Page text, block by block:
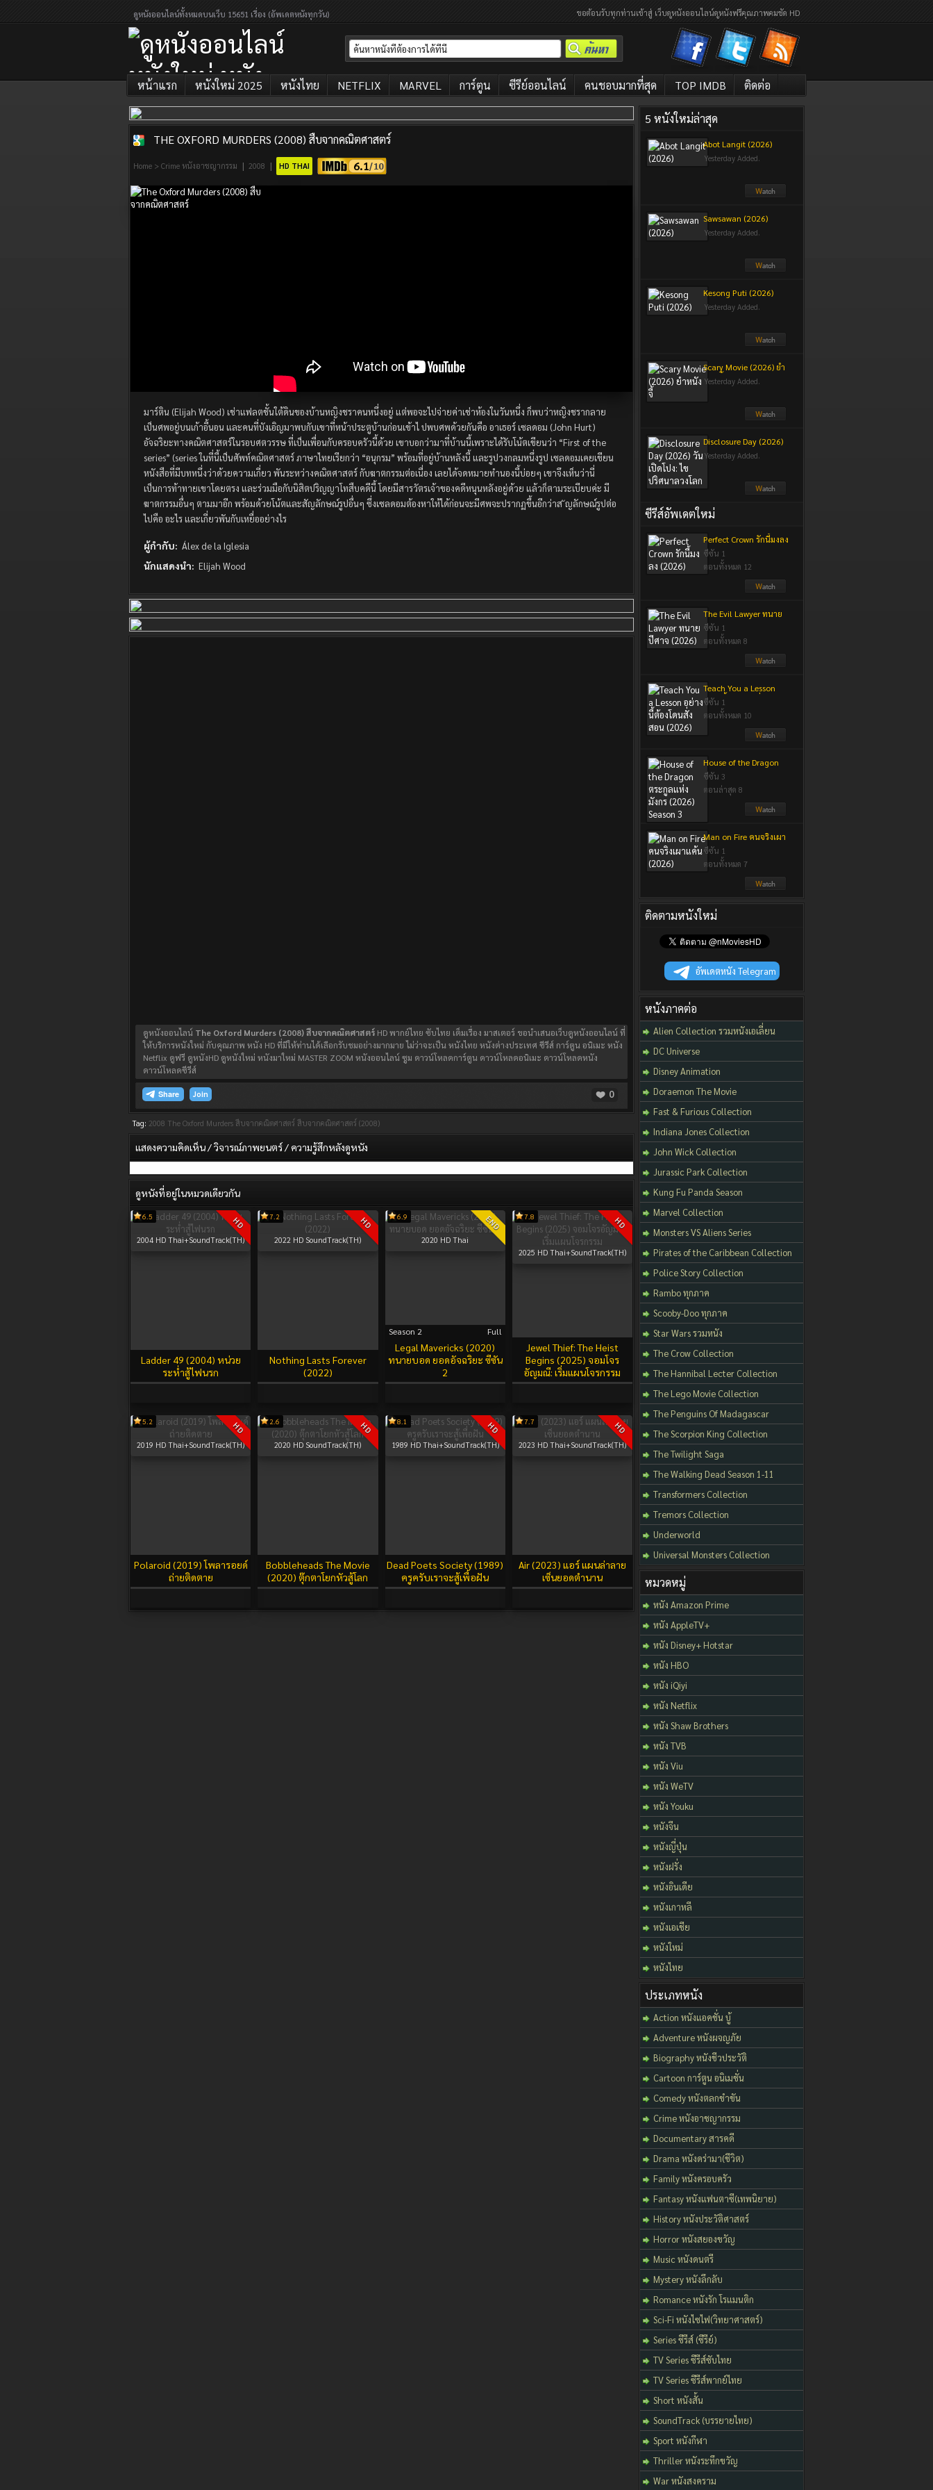
ดูหนังออนไลน์ทั้งหมดบนเว็บ 15651 เรื่อง (อัพเดตหนังทุกวัน) ขอต้อนรับทุกท่านเข้าสู่ เว็บดูหนังออนไลน์ดูหนังฟรีคุณภาพคมชัด HD
ดูหนังออนไลน์
หนังใหม่ หนัง
หน้าแรก หนังใหม่ 2025 หนังไทย NETFLIX MARVEL การ์ตูน ซีรีย์ออนไลน์ คนชอบมากที่สุด TOP IMDB ติดต่อ
THE OXFORD MURDERS (2008) สืบจากคณิตศาสตร์
Home > Crime หนังอาชญากรรม | 2008 | HD THAI 6.1
มาร์ติน (Elijah Wood) เช่าแฟลตชั้นใต้ดินของบ้านหญิงชราคนหนึ่งอยู่ แต่พอจะไปจ่ายค่าเช่าห้องในวันหนึ่ง ก็พบว่าหญิงชรากลาย
เป็นศพอยู่บนเก้าอี้นอน และคนที่บังเอิญมาพบกับเขาที่หน้าประตูบ้านก่อนเข้าไ ปพบศพด้วยกันคือ อาเธอร์ เซลดอม (John Hurt)
อัจฉริยะทางคณิตศาสตร์ในรอบศตวรรษ ที่เป็นเพื่อนกับครอบครัวนี้ด้วย เขาบอกว่ามาที่บ้านนี้เพราะได้รับโน้ตเขียนว่า “First of the
series” (series ในที่นี้เป็นศัพท์คณิตศาสตร์ ภาษาไทยเรียกว่า “อนุกรม” พร้อมที่อยู่บ้านหลังนี้ และรูปวงกลมหนึ่งรูป เซลดอมเคยเขียน
หนังสือที่มีบทหนึ่งว่าด้วยความเกี่ยว พันระหว่างคณิตศาสตร์ กับฆาตกรรมต่อเนื่อง เลยได้จดหมายทำนองนี้บ่อยๆ เขาจึงเห็นว่านี่
เป็นการท้าทายเขาโดยตรง และร่วมมือกับนิสิตปริญญาโทสืบคดีนี้ โดยมีสารวัตรเจ้าของคดีหนุนหลังอยู่ด้วย แล้วก็ตามระเบียบค่ะ มี
ฆาตกรรมอื่นๆ ตามมาอีก พร้อมด้วยโน้ตและสัญลักษณ์รูปอื่นๆ ซึ่งเซลดอมต้องหาให้ได้ก่อนจะมีศพจะปรากฏขึ้นอีกว่าส ัญลักษณ์รูปต่อ
ไปคือ อะไร และเกี่ยวพันกับเหยื่ออย่างไร
ผู้กำกับ: Álex de la Iglesia
นักแสดงนำ: Elijah Wood
ดูหนังออนไลน์ The Oxford Murders (2008) สืบจากคณิตศาสตร์ HD พากย์ไทย ซับไทย เต็มเรื่อง มาสเตอร์ ขอนำเสนอเว็บดูหนังออนไลน์ ที่
ให้บริการหนังใหม่ กับคุณภาพ หนัง HD ที่มีให้ท่านได้เลือกรับชมอย่างมากมาย ไม่ว่าจะเป็น หนังไทย หนังต่างประเทศ ซีรีส์ การ์ตูน อนิเมะ หนัง
Netflix ดูฟรี ดูหนังHD ดูหนังใหม่ หนังมาใหม่ MASTER ZOOM หนังออนไลน์ ซูม ดาวน์โหลดการ์ตูน ดาวน์โหลดอนิเมะ ดาวน์โหลดหนัง
ดาวน์โหลดซีรีส์
Join 0
Tag: 2008 The Oxford Murders สืบจากคณิตศาสตร์ สืบจากคณิตศาสตร์ (2008)
แสดงความคิดเห็น / วิจารณ์ภาพยนตร์ / ความรู้สึกหลังดูหนัง
ดูหนังที่อยู่ในหมวดเดียวกัน
6.5 HD
Ladder 49 (2004) หน่วย
ระห่ำสู้ไฟนรก
2004 HD Thai+SoundTrack(TH)
7.2 HD
Nothing Lasts Forever
(2022)
2022 HD SoundTrack(TH)
6.9 END
Season 2 Full
Legal Mavericks (2020)
ทนายบอด ยอดอัจฉริยะ ซีซัน
2
2020 HD Thai
7.8 HD
Jewel Thief: The Heist
Begins (2025) จอมโจร
อัญมณี: เริ่มแผนโจรกรรม
2025 HD Thai+SoundTrack(TH)
5.2 HD
Polaroid (2019) โพลารอยด์
ถ่ายติดตาย
2019 HD Thai+SoundTrack(TH)
2.6 HD
Bobbleheads The Movie
(2020) ตุ๊กตาโยกหัวสู้โลก
2020 HD SoundTrack(TH)
8.1 HD
Dead Poets Society (1989)
ครูครับเราจะสู้เพื่อฝัน
1989 HD Thai+SoundTrack(TH)
7.7 HD
Air (2023) แอร์ แผนล่าลาย
เซ็นยอดตำนาน
2023 HD Thai+SoundTrack(TH)
5 หนังใหม่ล่าสุด
Abot Langit (2026)
Yesterday Added.
Sawsawan (2026)
Yesterday Added.
Kesong Puti (2026)
Yesterday Added.
Scary Movie (2026) ยำ
หนังจี้
Yesterday Added.
Disclosure Day (2026)
วันเปิดโปง: ไขปริศนา
Yesterday Added.
ซีรีส์อัพเดตใหม่
Perfect Crown รักนี้มงลง
(2026)
ซีซัน 1
ตอนทั้งหมด 12
The Evil Lawyer ทนาย
ปีศาจ (2026)
ซีซัน 1
ตอนทั้งหมด 8
Teach You a Lesson
อย่างนี้ต้องโดนสั่งสอน
(2026)
ซีซัน 1
ตอนทั้งหมด 10
House of the Dragon
ตระกูลแห่งมังกร (2026)
Season 3
ซีซัน 3
ตอนล่าสุด 8
Man on Fire คนจริงเผา
แค้น (2026)
ซีซัน 1
ตอนทั้งหมด 7
ติดตามหนังใหม่
อัพเดตหนัง Telegram
หนังภาคต่อ
Alien Collection รวมหนังเอเลี่ยน
DC Universe
Disney Animation
Doraemon The Movie
Fast & Furious Collection
Indiana Jones Collection
John Wick Collection
Jurassic Park Collection
Kung Fu Panda Season
Marvel Collection
Monsters VS Aliens Series
Pirates of the Caribbean Collection
Police Story Collection
Rambo ทุกภาค
Scooby-Doo ทุกภาค
Star Wars รวมหนัง
The Crow Collection
The Hannibal Lecter Collection
The Lego Movie Collection
The Penguins Of Madagascar
The Scorpion King Collection
The Twilight Saga
The Walking Dead Season 1-11
Transformers Collection
Tremors Collection
Underworld
Universal Monsters Collection
หมวดหมู่
หนัง Amazon Prime
หนัง AppleTV+
หนัง Disney+ Hotstar
หนัง HBO
หนัง iQiyi
หนัง Netflix
หนัง Shaw Brothers
หนัง TVB
หนัง Viu
หนัง WeTV
หนัง Youku
หนังจีน
หนังญี่ปุ่น
หนังฝรั่ง
หนังอินเดีย
หนังเกาหลี
หนังเอเชีย
หนังใหม่
หนังไทย
ประเภทหนัง
Action หนังแอคชั่น บู้
Adventure หนังผจญภัย
Biography หนังชีวประวัติ
Cartoon การ์ตูน อนิเมชั่น
Comedy หนังตลกขำขัน
Crime หนังอาชญากรรม
Documentary สารคดี
Drama หนังดร่ามา(ชีวิต)
Family หนังครอบครัว
Fantasy หนังแฟนตาซี(เทพนิยาย)
History หนังประวัติศาสตร์
Horror หนังสยองขวัญ
Music หนังดนตรี
Mystery หนังลึกลับ
Romance หนังรัก โรแมนติก
Sci-Fi หนังไซไฟ(วิทยาศาสตร์)
Series ซีรีส์ (ซีรีย์)
TV Series ซีรีส์ซับไทย
TV Series ซีรีส์พากย์ไทย
Short หนังสั้น
SoundTrack (บรรยายไทย)
Sport หนังกีฬา
Thriller หนังระทึกขวัญ
War หนังสงคราม